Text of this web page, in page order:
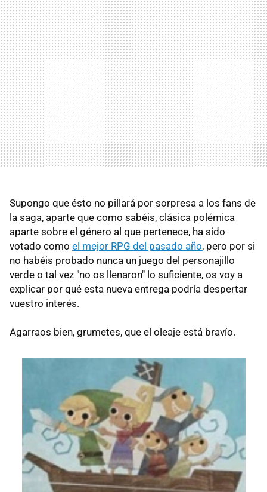
Supongo que ésto no pillará por sorpresa a los fans de
la saga, aparte que como sabéis, clásica polémica
aparte sobre el género al que pertenece, ha sido
votado como el mejor RPG del pasado año, pero por si
no habéis probado nunca un juego del personajillo
verde o tal vez "no os llenaron" lo suficiente, os voy a
explicar por qué esta nueva entrega podría despertar
vuestro interés.
Agarraos bien, grumetes, que el oleaje está bravío.